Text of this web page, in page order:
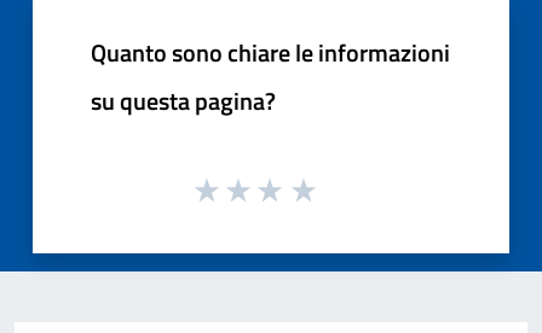
Quanto sono chiare le informazioni
su questa pagina?